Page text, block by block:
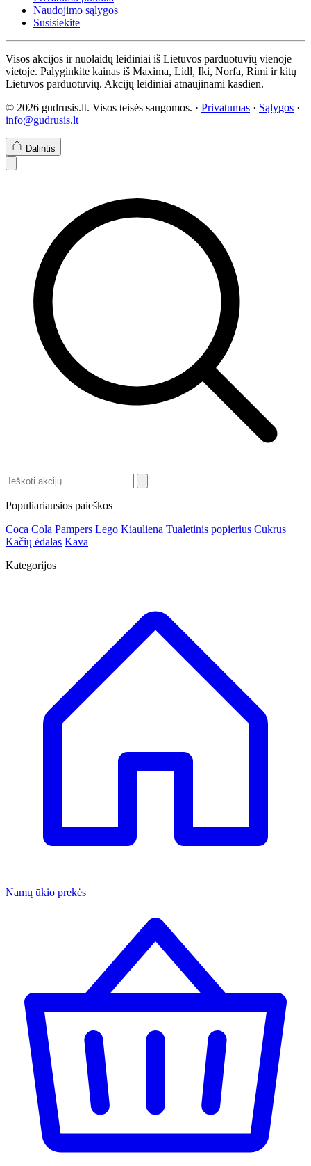
Naudojimo sąlygos
Susisiekite
Visos akcijos ir nuolaidų leidiniai iš Lietuvos parduotuvių vienoje
vietoje. Palyginkite kainas iš Maxima, Lidl, Iki, Norfa, Rimi ir kitų
Lietuvos parduotuvių. Akcijų leidiniai atnaujinami kasdien.
© 2026 gudrusis.lt. Visos teisės saugomos. · Privatumas · Sąlygos ·
info@gudrusis.lt
Dalintis
Populiariausios paieškos
Coca Cola Pampers Lego Kiauliena Tualetinis popierius Cukrus
Kačių ėdalas Kava
Kategorijos
Namų ūkio prekės